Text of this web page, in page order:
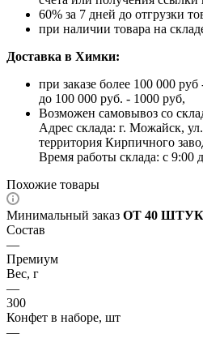
60% за 7 дней до отгрузки
при наличии товара на
Доставка в Химки:
при заказе более 100 000 руб
до 100 000 руб. - 1000 руб,
Возможен самовывоз со
Адрес склада: г. Можайск,
территория Кирпичного
Время работы склада: с 9:00
Похожие товары
Минимальный заказ ОТ 40 ШТУК
Состав
—
Премиум
Вес, г
—
300
Конфет в наборе, шт
—